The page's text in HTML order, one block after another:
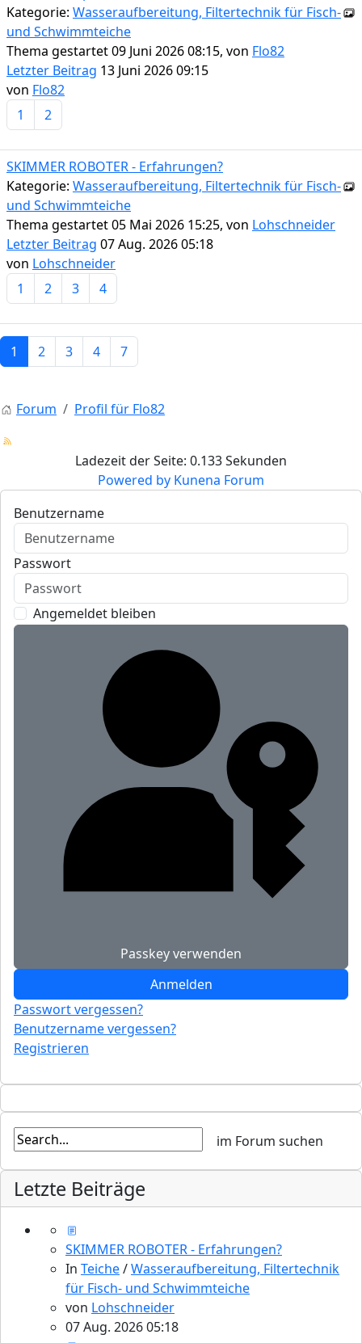
Kategorie: Wasseraufbereitung, Filtertechnik für Fisch-
und Schwimmteiche
Thema gestartet 09 Juni 2026 08:15, von Flo82
Letzter Beitrag 13 Juni 2026 09:15
von Flo82
1
2
SKIMMER ROBOTER - Erfahrungen?
Kategorie: Wasseraufbereitung, Filtertechnik für Fisch-
und Schwimmteiche
Thema gestartet 05 Mai 2026 15:25, von Lohschneider
Letzter Beitrag 07 Aug. 2026 05:18
von Lohschneider
1
2 3 4
1 2 3 4 7
Forum Profil für Flo82
Ladezeit der Seite: 0.133 Sekunden
Powered by Kunena Forum
Benutzername
Passwort
Angemeldet bleiben
Passkey verwenden
Anmelden
Passwort vergessen?
Benutzername vergessen?
Registrieren
Letzte Beiträge
SKIMMER ROBOTER - Erfahrungen?
In Teiche/Wasseraufbereitung, Filtertechnik
für Fisch- und Schwimmteiche
von Lohschneider
07 Aug. 2026 05:18